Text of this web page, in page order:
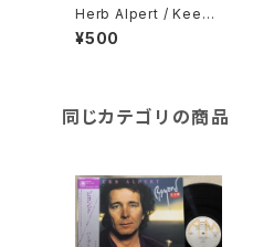
Herb Alpert / Keep
Your Eye On Me
¥500
同じカテゴリの商品